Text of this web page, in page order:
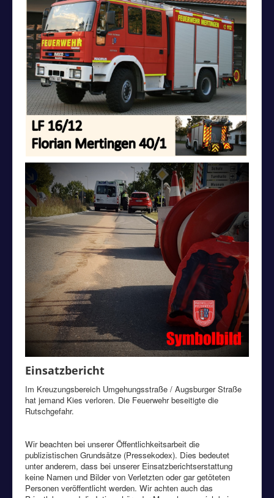
Einsatzbericht
Im Kreuzungsbereich Umgehungsstraße / Augsburger Straße
hat jemand Kies verloren. Die Feuerwehr beseitigte die
Rutschgefahr.
Wir beachten bei unserer Öffentlichkeitsarbeit die
publizistischen Grundsätze (Pressekodex). Dies bedeutet
unter anderem, dass bei unserer Einsatzberichtserstattung
keine Namen und Bilder von Verletzten oder gar getöteten
Personen veröffentlicht werden. Wir achten auch das